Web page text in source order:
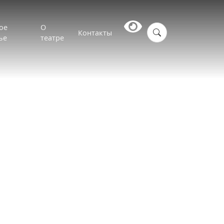
О
театре
Контакты